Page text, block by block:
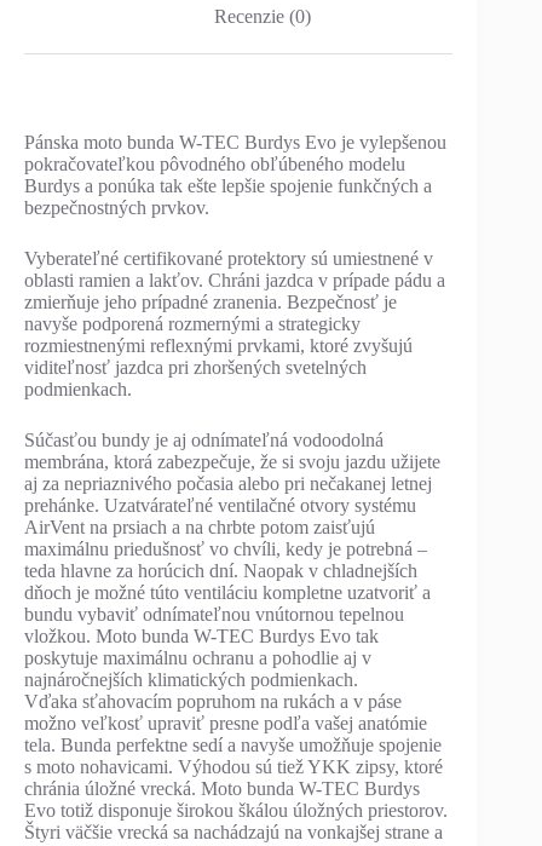
Recenzie (0)
Pánska moto bunda W-TEC Burdys Evo je vylepšenou
pokračovateľkou pôvodného obľúbeného modelu
Burdys a ponúka tak ešte lepšie spojenie funkčných a
bezpečnostných prvkov.
Vyberateľné certifikované protektory sú umiestnené v
oblasti ramien a lakťov. Chráni jazdca v prípade pádu a
zmierňuje jeho prípadné zranenia. Bezpečnosť je
navyše podporená rozmernými a strategicky
rozmiestnenými reflexnými prvkami, ktoré zvyšujú
viditeľnosť jazdca pri zhoršených svetelných
podmienkach.
Súčasťou bundy je aj odnímateľná vodoodolná
membrána, ktorá zabezpečuje, že si svoju jazdu užijete
aj za nepriaznivého počasia alebo pri nečakanej letnej
prehánke. Uzatvárateľné ventilačné otvory systému
AirVent na prsiach a na chrbte potom zaisťujú
maximálnu priedušnosť vo chvíli, kedy je potrebná –
teda hlavne za horúcich dní. Naopak v chladnejších
dňoch je možné túto ventiláciu kompletne uzatvoriť a
bundu vybaviť odnímateľnou vnútornou tepelnou
vložkou. Moto bunda W-TEC Burdys Evo tak
poskytuje maximálnu ochranu a pohodlie aj v
najnáročnejších klimatických podmienkach.
Vďaka sťahovacím popruhom na rukách a v páse
možno veľkosť upraviť presne podľa vašej anatómie
tela. Bunda perfektne sedí a navyše umožňuje spojenie
s moto nohavicami. Výhodou sú tiež YKK zipsy, ktoré
chránia úložné vrecká. Moto bunda W-TEC Burdys
Evo totiž disponuje širokou škálou úložných priestorov.
Štyri väčšie vrecká sa nachádzajú na vonkajšej strane a